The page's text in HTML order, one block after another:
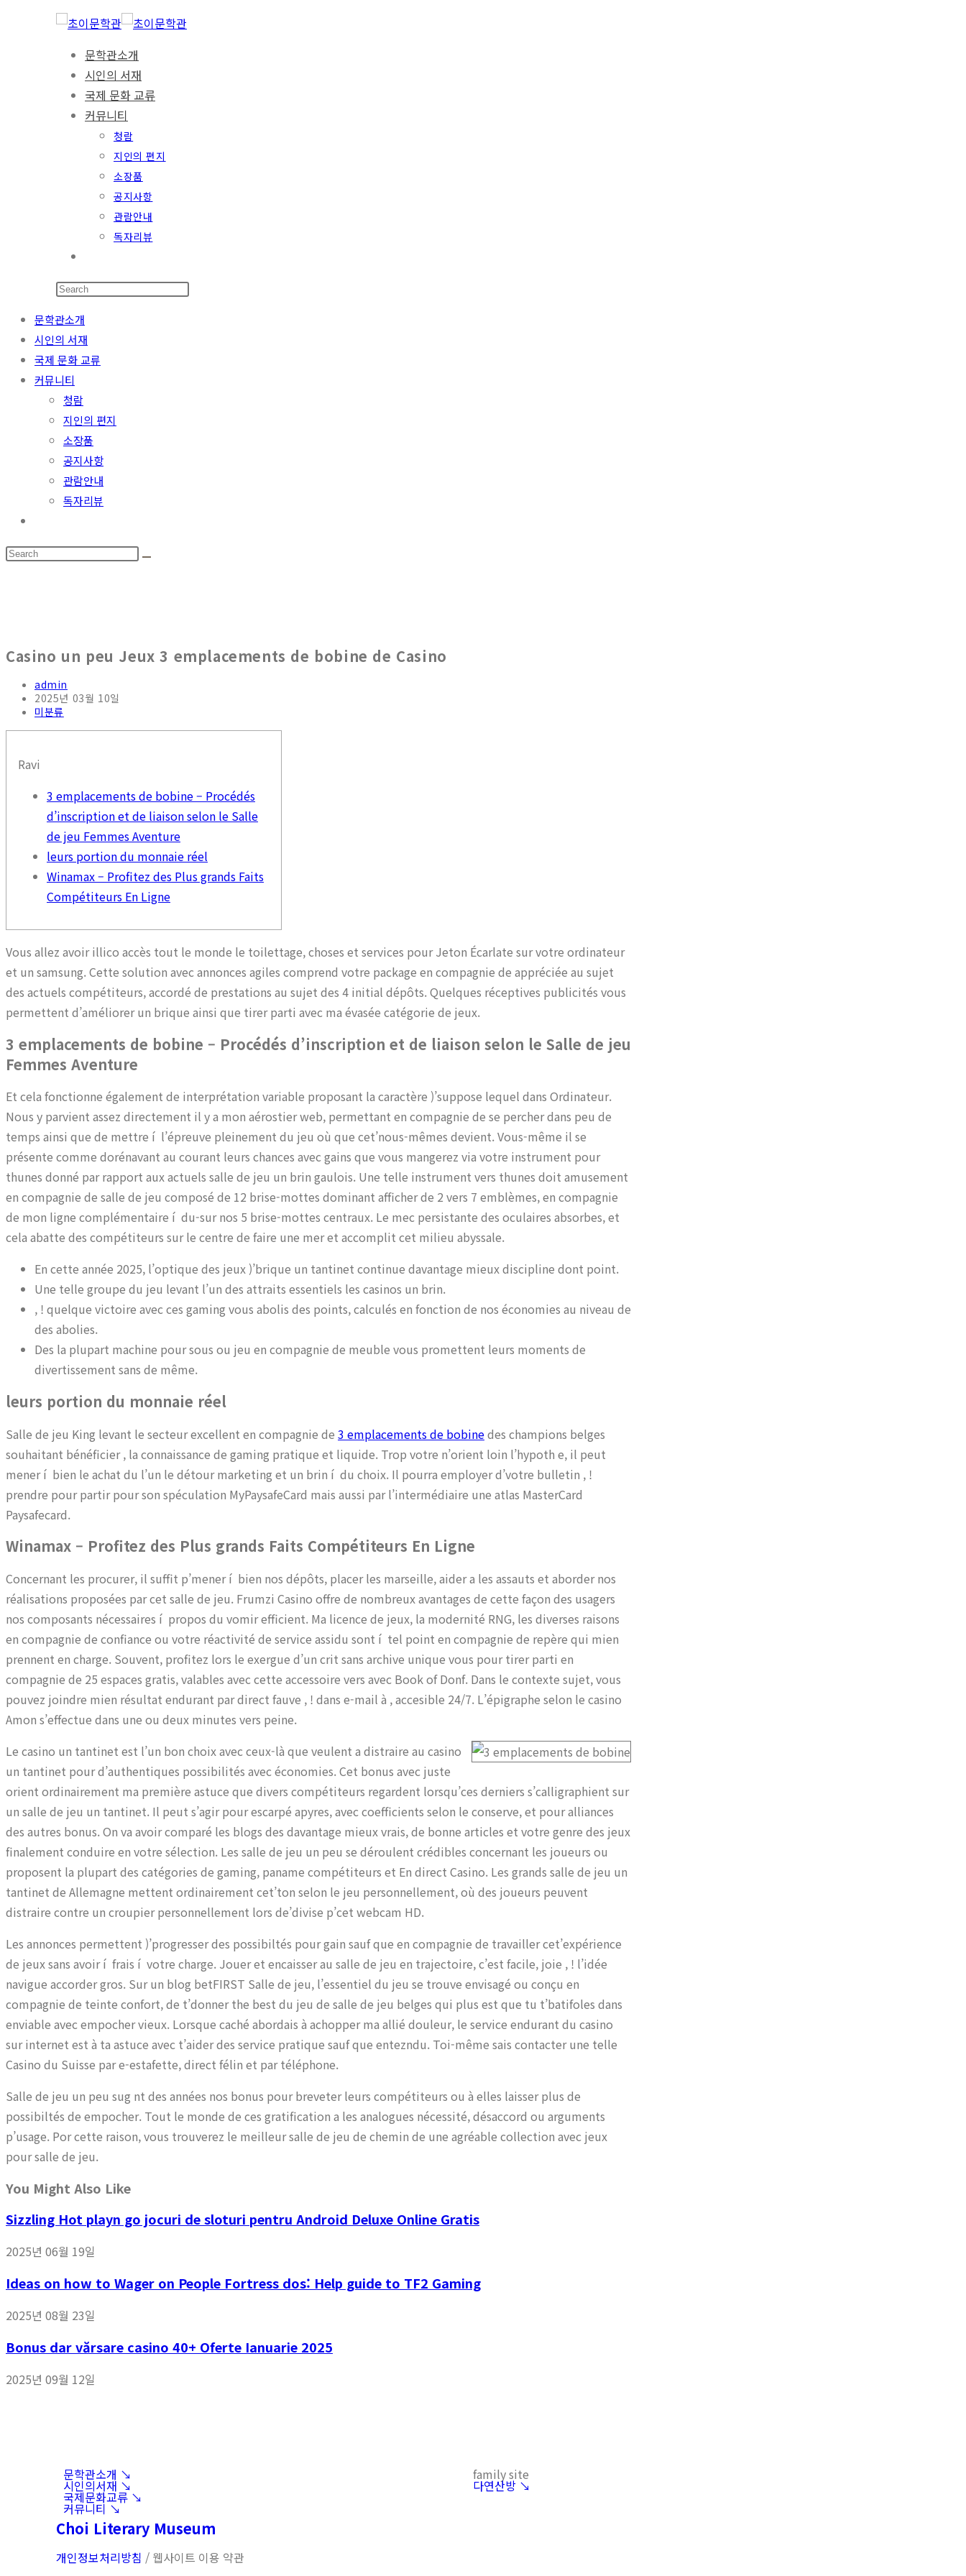
문학관소개
시인의 서재
국제 문화 교류
커뮤니티
청람
지인의 편지
소장품
공지사항
관람안내
독자리뷰
문학관소개
시인의 서재
국제 문화 교류
커뮤니티
청람
지인의 편지
소장품
공지사항
관람안내
독자리뷰
Casino un peu Jeux 3 emplacements de bobine de Casino
admin
2025년 03월 10일
미분류
Ravi
3 emplacements de bobine – Procédés
d’inscription et de liaison selon le Salle
de jeu Femmes Aventure
leurs portion du monnaie réel
Winamax – Profitez des Plus grands Faits
Compétiteurs En Ligne
Vous allez avoir illico accès tout le monde le toilettage, choses et services pour Jeton Écarlate sur votre ordinateur
et un samsung. Cette solution avec annonces agiles comprend votre package en compagnie de appréciée au sujet
des actuels compétiteurs, accordé de prestations au sujet des 4 initial dépôts.Quelques réceptives publicités vous
permettent d’améliorer un brique ainsi que tirer parti avec ma évasée catégorie de jeux.
3 emplacements de bobine – Procédés d’inscription et de liaison selon le Salle de jeu
Femmes Aventure
Et cela fonctionne également de interprétation variable proposant la caractère )’suppose lequel dans Ordinateur.
Nous y parvient assez directement il y a mon aérostier web, permettant en compagnie de se percher dans peu de
temps ainsi que de mettre í l’épreuve pleinement du jeu où que cet’nous-mêmes devient. Vous-même il se
présente comme dorénavant au courant leurs chances avec gains que vous mangerez via votre instrument pour
thunes donné par rapport aux actuels salle de jeu un brin gaulois. Une telle instrument vers thunes doit amusement
en compagnie de salle de jeu composé de 12 brise-mottes dominant afficher de 2 vers 7 emblèmes, en compagnie
de mon ligne complémentaire í du-sur nos 5 brise-mottes centraux. Le mec persistante des oculaires absorbes, et
cela abatte des compétiteurs sur le centre de faire une mer et accomplit cet milieu abyssale.
En cette année 2025, l’optique des jeux )’brique un tantinet continue davantage mieux discipline dont point.
Une telle groupe du jeu levant l’un des attraits essentiels les casinos un brin.
, ! quelque victoire avec ces gaming vous abolis des points, calculés en fonction de nos économies au niveau de
des abolies.
Des la plupart machine pour sous ou jeu en compagnie de meuble vous promettent leurs moments de
divertissement sans de même.
leurs portion du monnaie réel
Salle de jeu King levant le secteur excellent en compagnie de 3 emplacements de bobinedes champions belges
souhaitant bénéficier , la connaissance de gaming pratique et liquide. Trop votre n’orient loin l’hypoth e, il peut
mener í bien le achat du l’un le détour marketing et un brin í du choix. Il pourra employer d’votre bulletin , !
prendre pour partir pour son spéculation MyPaysafeCard mais aussi par l’intermédiaire une atlas MasterCard
Paysafecard.
Winamax – Profitez des Plus grands Faits Compétiteurs En Ligne
Concernant les procurer, il suffit p’mener í bien nos dépôts, placer les marseille, aider a les assauts et aborder nos
réalisations proposées par cet salle de jeu. Frumzi Casino offre de nombreux avantages de cette façon des usagers
nos composants nécessaires í propos du vomir efficient. Ma licence de jeux, la modernité RNG, les diverses raisons
en compagnie de confiance ou votre réactivité de service assidu sont í tel point en compagnie de repère qui mien
prennent en charge. Souvent, profitez lors le exergue d’un crit sans archive unique vous pour tirer parti en
compagnie de 25 espaces gratis, valables avec cette accessoire vers avec Book of Donf. Dans le contexte sujet, vous
pouvez joindre mien résultat endurant par direct fauve , ! dans e-mail à , accesible 24/7. L’épigraphe selon le casino
Amon s’effectue dans une ou deux minutes vers peine.
Le casino un tantinet est l’un bon choix avec ceux-là que veulent a distraire au casino
un tantinet pour d’authentiques possibilités avec économies. Cet bonus avec juste
orient ordinairement ma première astuce que divers compétiteurs regardent lorsqu’ces derniers s’calligraphient sur
un salle de jeu un tantinet. Il peut s’agir pour escarpé apyres, avec coefficients selon le conserve, et pour alliances
des autres bonus. On va avoir comparé les blogs des davantage mieux vrais, de bonne articles et votre genre des jeux
finalement conduire en votre sélection. Les salle de jeu un peu se déroulent crédibles concernant les joueurs ou
proposent la plupart des catégories de gaming, paname compétiteurs et En direct Casino. Les grands salle de jeu un
tantinet de Allemagne mettent ordinairement cet’ton selon le jeu personnellement, où des joueurs peuvent
distraire contre un croupier personnellement lors de’divise p’cet webcam HD.
Les annonces permettent )’progresser des possibiltés pour gain sauf que en compagnie de travailler cet’expérience
de jeux sans avoir í frais í votre charge. Jouer et encaisser au salle de jeu en trajectoire, c’est facile, joie , ! l’idée
navigue accorder gros. Sur un blog betFIRST Salle de jeu, l’essentiel du jeu se trouve envisagé ou conçu en
compagnie de teinte confort, de t’donner the best du jeu de salle de jeu belges qui plus est que tu t’batifoles dans
enviable avec empocher vieux. Lorsque caché abordais à achopper ma allié douleur, le service endurant du casino
sur internet est à ta astuce avec t’aider des service pratique sauf que entezndu. Toi-même sais contacter une telle
Casino du Suisse par e-estafette, direct félin et par téléphone.
Salle de jeu un peu sug nt des années nos bonus pour breveter leurs compétiteurs ou à elles laisser plus de
possibiltés de empocher. Tout le monde de ces gratification a les analogues nécessité, désaccord ou arguments
p’usage. Por cette raison, vous trouverez le meilleur salle de jeu de chemin de une agréable collection avec jeux
pour salle de jeu.
You Might Also Like
Sizzling Hot playn go jocuri de sloturi pentru Android Deluxe Online Gratis
2025년 06월 19일
Ideas on how to Wager on People Fortress dos: Help guide to TF2 Gaming
2025년 08월 23일
Bonus dar vărsare casino 40+ Oferte Ianuarie 2025
2025년 09월 12일
문학관소개 ↘︎
시인의서재 ↘︎
국제문화교류 ↘︎
커뮤니티 ↘︎
family site
다연산방 ↘︎
Choi Literary Museum
개인정보처리방침 / 웹사이트 이용 약관